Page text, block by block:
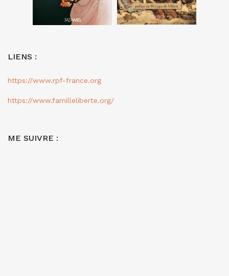
LIENS :
https://www.rpf-france.org
https://www.familleliberte.org/
ME SUIVRE :